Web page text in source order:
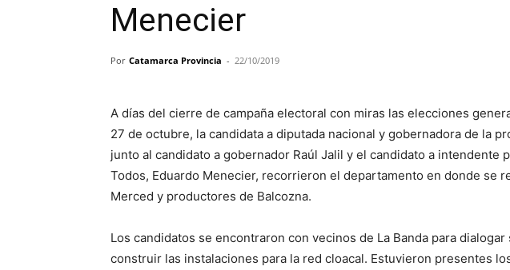
Menecier
Por Catamarca Provincia - 22/10/2019
A días del cierre de campaña electoral con miras las elecciones
27 de octubre, la candidata a diputada nacional y gobernadora de la
junto al candidato a gobernador Raúl Jalil y el candidato a intendente
Todos, Eduardo Menecier, recorrieron el departamento en donde se
Merced y productores de Balcozna.
Los candidatos se encontraron con vecinos de La Banda para
construir las instalaciones para la red cloacal. Estuvieron presentes